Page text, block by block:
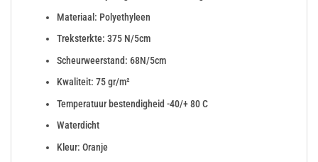
Materiaal: Polyethyleen
Treksterkte: 375 N/5cm
Scheurweerstand: 68N/5cm
Kwaliteit: 75 gr/m²
Temperatuur bestendigheid -40/+ 80 C
Waterdicht
Kleur: Oranje